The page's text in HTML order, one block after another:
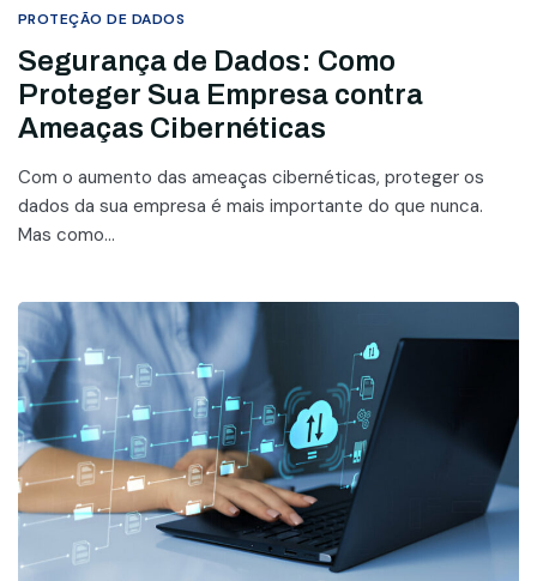
PROTEÇÃO DE DADOS
Segurança de Dados: Como
Proteger Sua Empresa contra
Ameaças Cibernéticas
Com o aumento das ameaças cibernéticas, proteger os
dados da sua empresa é mais importante do que nunca.
Mas como...